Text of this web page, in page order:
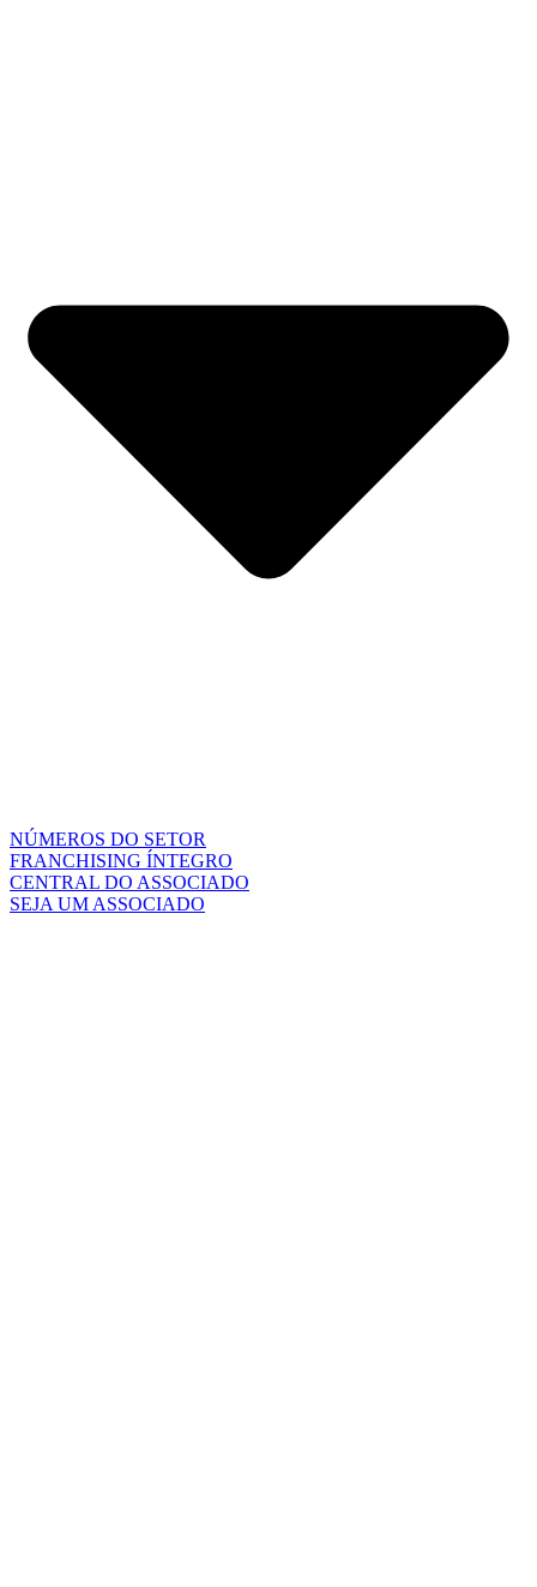
NÚMEROS DO SETOR
FRANCHISING ÍNTEGRO
CENTRAL DO ASSOCIADO
SEJA UM ASSOCIADO